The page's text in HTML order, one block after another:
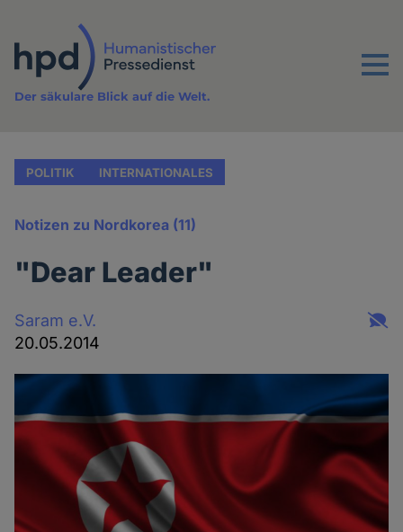
Inhalt
Menu
Der säkulare Blick auf die Welt.
POLITIK INTERNATIONALES
Notizen zu Nordkorea (11)
"Dear Leader"
Saram e.V.
20.05.2014